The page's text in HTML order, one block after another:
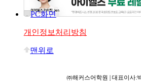
PC화면
개인정보처리방침
맨위로
㈜해커스어학원 | 대표이사: